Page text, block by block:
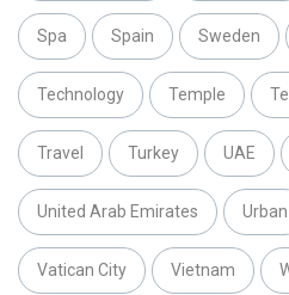
Spa Spain Sweden
Technology Temple
Travel Turkey UAE
United Arab Emirates Urban
Vatican City Vietnam